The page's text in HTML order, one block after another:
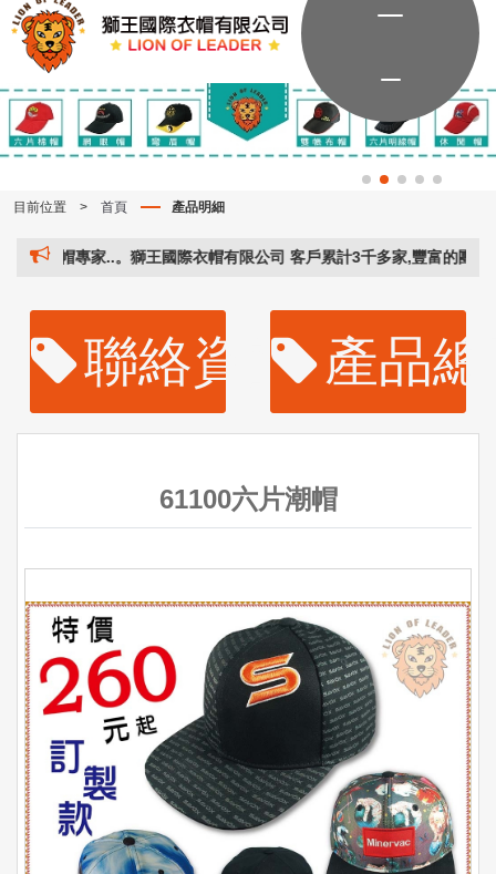
目前位置 > 首頁 產品明細
帽專家..。獅王國際衣帽有限公司 客戶累計3千多家,豐富的團體
聯絡資訊 產品
61100六片潮帽